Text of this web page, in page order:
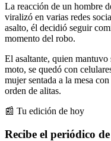
La reacción de un hombre
viralizó en varias redes
asalto, él decidió seguir
momento del robo.
El asaltante, quien
moto, se quedó con
mujer sentada a la mesa
orden de alitas.
📰 Tu edición de hoy
Recibe el periódico